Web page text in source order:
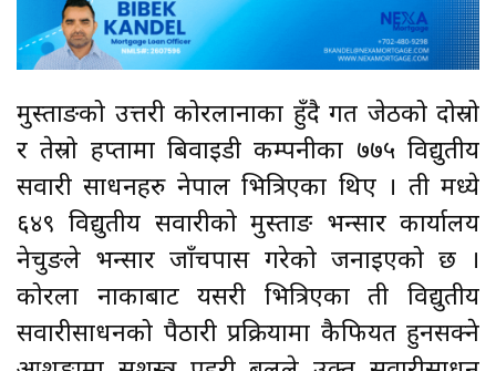
मुस्ताङको उत्तरी कोरलानाका हुँदै गत जेठको दोस्रो
र तेस्रो हप्तामा बिवाइडी कम्पनीका ७७५ विद्युतीय
सवारी साधनहरु नेपाल भित्रिएका थिए । ती मध्ये
६४९ विद्युतीय सवारीको मुस्ताङ भन्सार कार्यालय
नेचुङले भन्सार जाँचपास गरेको जनाइएको छ ।
कोरला नाकाबाट यसरी भित्रिएका ती विद्युतीय
सवारीसाधनको पैठारी प्रक्रियामा कैफियत हुनसक्ने